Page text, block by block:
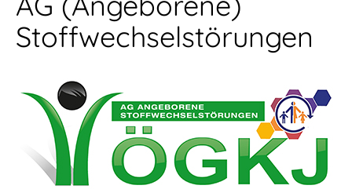
Stoffwechsel­störungen